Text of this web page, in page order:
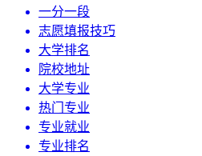
一分一段
志愿填报技巧
大学排名
院校地址
大学专业
热门专业
专业就业
专业排名